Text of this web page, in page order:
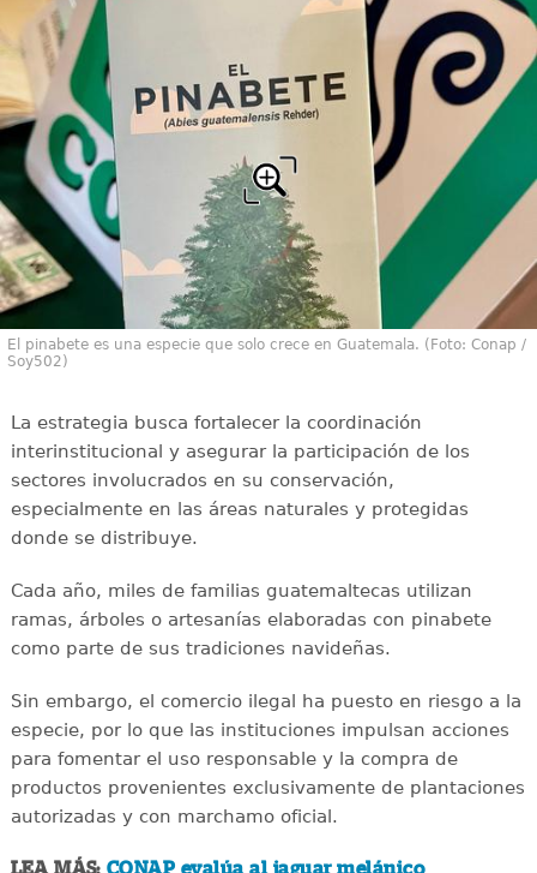
El pinabete es una especie que solo crece en Guatemala. (Foto: Conap /
Soy502)
La estrategia busca fortalecer la coordinación
interinstitucional y asegurar la participación de los
sectores involucrados en su conservación,
especialmente en las áreas naturales y protegidas
donde se distribuye.
Cada año, miles de familias guatemaltecas utilizan
ramas, árboles o artesanías elaboradas con pinabete
como parte de sus tradiciones navideñas.
Sin embargo, el comercio ilegal ha puesto en riesgo a la
especie, por lo que las instituciones impulsan acciones
para fomentar el uso responsable y la compra de
productos provenientes exclusivamente de plantaciones
autorizadas y con marchamo oficial.